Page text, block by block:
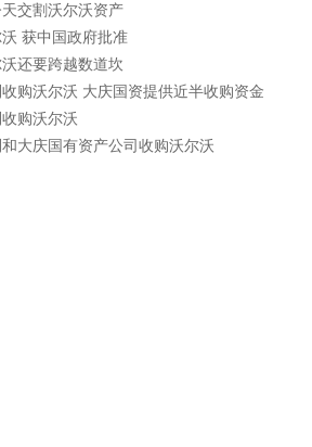
交割沃尔沃资产
获中国政府批准
还要跨越数道坎
购沃尔沃 大庆国资提供近半收购资金
购沃尔沃
大庆国有资产公司收购沃尔沃